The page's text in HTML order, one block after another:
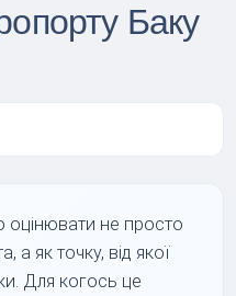
Баку
оцінювати не просто
а як точку, від якої
Для когось це